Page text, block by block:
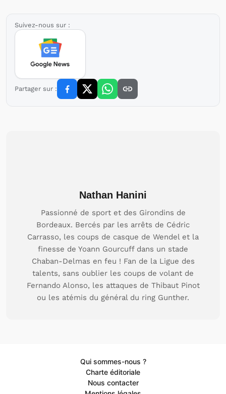
Suivez-nous sur :
Partager sur :
Nathan Hanini
Passionné de sport et des Girondins de
Bordeaux. Bercés par les arrêts de Cédric
Carrasso, les coups de casque de Wendel et la
finesse de Yoann Gourcuff dans un stade
Chaban-Delmas en feu ! Fan de la Ligue des
talents, sans oublier les coups de volant de
Fernando Alonso, les attaques de Thibaut Pinot
ou les atémis du général du ring Gunther.
Qui sommes-nous ?
Charte éditoriale
Nous contacter